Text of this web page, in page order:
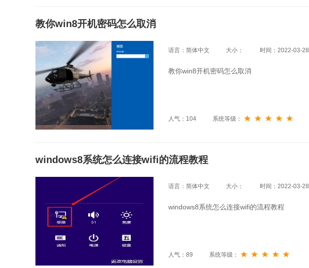
教你win8开机密码怎么取消
语言：简体中文 大小： 时间：2022-03-28
教你win8开机密码怎么取消
人气：104 系统等级：
windows8系统怎么连接wifi的流程教程
语言：简体中文 大小： 时间：2022-03-28
windows8系统怎么连接wifi的流程教程
人气：89 系统等级：